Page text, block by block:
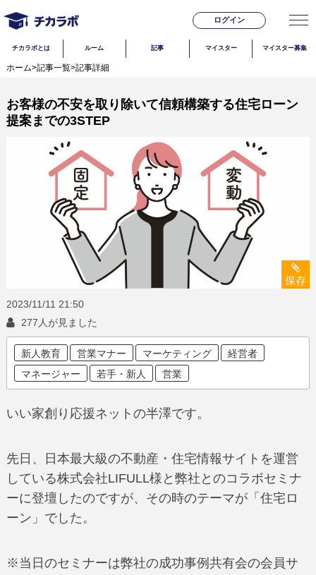
ログイン
チカラボとは ルーム 記事 マイスター マイスター募集
ホーム>記事一覧>記事詳細
お客様の不安を取り除いて信頼構築する住宅ローン
提案までの3STEP
保存
2023/11/11 21:50
277人が見ました
新人教育 営業マナー マーケティング
経営者
マネージャー
若手・新人 営業
いい家創り応援ネットの半澤です。
先日、日本最大級の不動産・住宅情報サイトを運営
している株式会社LIFULL様と弊社とのコラボセミナ
ーに登壇したのですが、その時のテーマが「住宅ロ
ーン」でした。
※当日のセミナーは弊社の成功事例共有会の会員サ